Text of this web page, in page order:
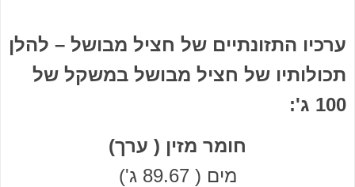
ערכיו התזונתיים של חציל מבושל – להלן
תכולותיו של חציל מבושל במשקל של
100 ג':
חומר מזין ( ערך)
מים ( 89.67 ג')